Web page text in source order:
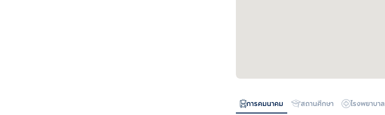
การคมนาคม สถานศึกษา โรงพยาบาล